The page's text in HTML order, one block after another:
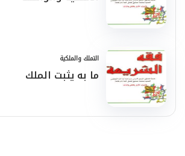
التملك والملكية
ما به يثبت الملك